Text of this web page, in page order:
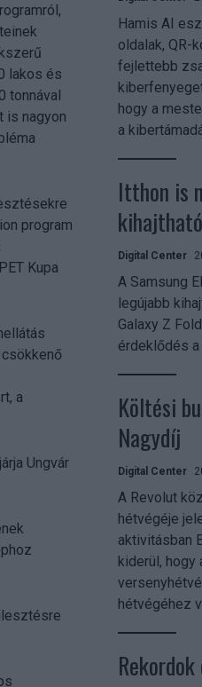
lakos és
tonnával
is nagyon
program
Kupa
a
Ungvár
Hamis AI
oldalak, QR-
fejlettebb
hogy a
a
Itthon is
Digital Center
A Samsung
legújabb
Galaxy Z
érdeklődés a
Költési
Nagydíj
Digital Center
A Revolut
hétvégéje
aktivitásban
kiderül,
hétvégéhez